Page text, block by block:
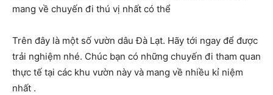
mang về chuyến đi thú vị nhất có thể
Trên đây là một số vườn dâu Đà Lạt. Hãy tới ngay để được
trải nghiệm nhé. Chúc bạn có những chuyến đi tham quan
thực tế tại các khu vườn này và mang về nhiều kỉ niệm
nhất .